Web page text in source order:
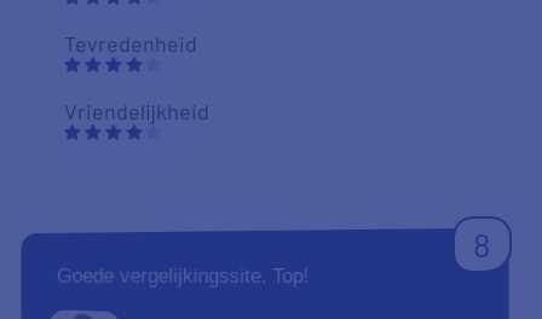
Tevredenheid
Vriendelijkheid
8
Goede vergelijkingssite. Top!